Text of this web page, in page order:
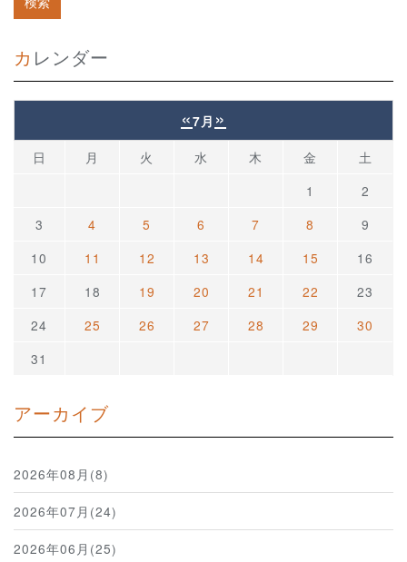
カレンダー
«7月 »
日 月 火 水 木 金
土
1
2
3
4 5 6 7 8
9
10
11 12 13 14 15
16
17
18 19 20 21 22
23
24
25 26 27 28 29
30
31
アーカイブ
2026年08月(8)
2026年07月(24)
2026年06月(25)